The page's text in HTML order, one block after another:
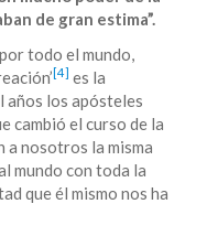
de gran estima”.
por todo el mundo,
[4] es la
años los apósteles
cambió el curso de la
a nosotros la misma
mundo con toda la
que él mismo nos ha